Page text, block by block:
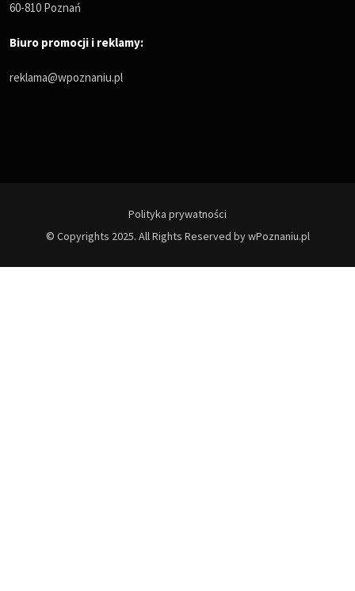
60-810 Poznań
Biuro promocji i reklamy:
reklama@wpoznaniu.pl
Polityka prywatności
© Copyrights 2025. All Rights Reserved by wPoznaniu.pl